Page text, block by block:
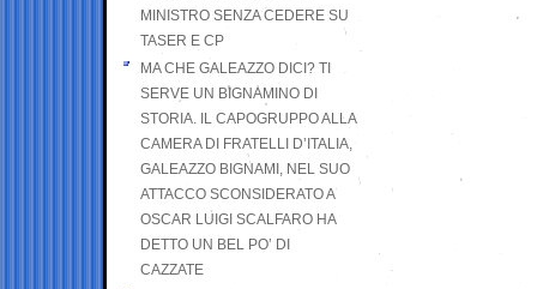
MINISTRO SENZA CEDERE SU
TASER E CP
MA CHE GALEAZZO DICI? TI
SERVE UN BIGNAMINO DI
STORIA. IL CAPOGRUPPO ALLA
CAMERA DI FRATELLI D’ITALIA,
GALEAZZO BIGNAMI, NEL SUO
ATTACCO SCONSIDERATO A
OSCAR LUIGI SCALFARO HA
DETTO UN BEL PO’ DI
CAZZATE